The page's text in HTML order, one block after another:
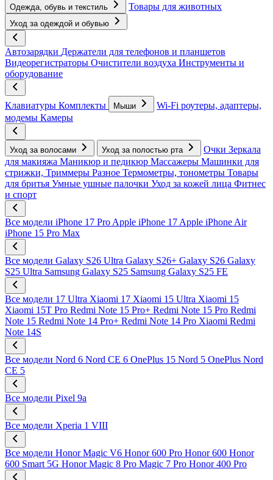
Одежда, обувь и текстиль Товары для животных
Уход за одеждой и обувью
Автозарядки Держатели для телефонов и планшетов
Видеорегистраторы Очистители воздуха Инструменты и
оборудование
Клавиатуры Комплекты Мыши
Wi-Fi роутеры, адаптеры,
модемы Камеры
Уход за волосами Уход за полостью рта Очки Зеркала
для макияжа Маникюр и педикюр Массажеры Машинки для
стрижки, Триммеры Разное Термометры, тонометры Товары
для бритья Умные ушные палочки Уход за кожей лица Фитнес
и спорт
Все модели iPhone 17 Pro Apple iPhone 17 Apple iPhone Air
iPhone 15 Pro Max
Все модели Galaxy S26 Ultra Galaxy S26+ Galaxy S26 Galaxy
S25 Ultra Samsung Galaxy S25 Samsung Galaxy S25 FE
Все модели 17 Ultra Xiaomi 17 Xiaomi 15 Ultra Xiaomi 15
Xiaomi 15T Pro Redmi Note 15 Pro+ Redmi Note 15 Pro Redmi
Note 15 Redmi Note 14 Pro+ Redmi Note 14 Pro Xiaomi Redmi
Note 14S
Все модели Nord 6 Nord CE 6 OnePlus 15 Nord 5 OnePlus Nord
CE 5
Все модели Pixel 9a
Все модели Xperia 1 VIII
Все модели Honor Magic V6 Honor 600 Pro Honor 600 Honor
600 Smart 5G Honor Magic 8 Pro Magic 7 Pro Honor 400 Pro